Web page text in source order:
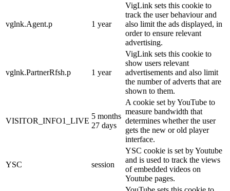
vglnk.Agent.p 1 year
VigLink sets this cookie to
track the user behaviour and
also limit the ads displayed, in
order to ensure relevant
advertising.
vglnk.PartnerRfsh.p 1 year
VigLink sets this cookie to
show users relevant
advertisements and also limit
the number of adverts that are
shown to them.
VISITOR_INFO1_LIVE
5 months
27 days
A cookie set by YouTube to
measure bandwidth that
determines whether the user
gets the new or old player
interface.
YSC session
YSC cookie is set by Youtube
and is used to track the views
of embedded videos on
Youtube pages.